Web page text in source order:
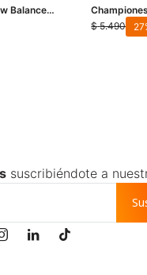
Balance
- Negro -
$ 5.490 27
suscribiéndote a
 